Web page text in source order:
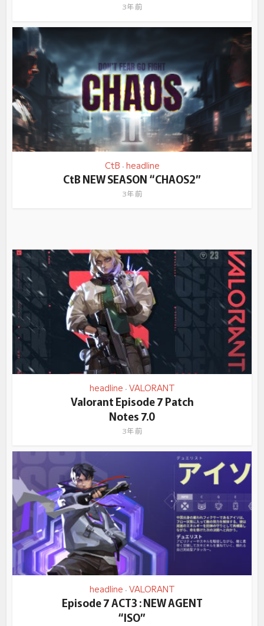
3年 前
CtB • headline
CtB NEW SEASON “CHAOS2”
3年 前
headline • VALORANT
Valorant Episode 7 Patch
Notes 7.0
3年 前
headline • VALORANT
Episode 7 ACT3 : NEW AGENT
“ISO”